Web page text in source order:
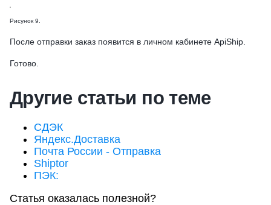
Рисунок 9.
После отправки заказ появится в личном кабинете ApiShip.
Готово.
Другие статьи по теме
СДЭК
Яндекс.Доставка
Почта России - Отправка
Shiptor
ПЭК:
Статья оказалась полезной?